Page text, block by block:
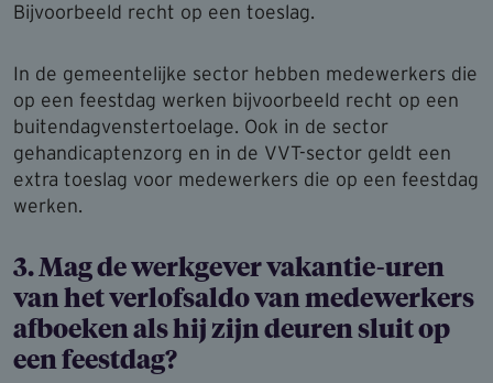
Bijvoorbeeld recht op een toeslag.
In de gemeentelijke sector hebben medewerkers die
op een feestdag werken bijvoorbeeld recht op een
buitendagvenstertoelage. Ook in de sector
gehandicaptenzorg en in de VVT-sector geldt een
extra toeslag voor medewerkers die op een feestdag
werken.
3. Mag de werkgever vakantie-uren
van het verlofsaldo van medewerkers
afboeken als hij zijn deuren sluit op
een feestdag?